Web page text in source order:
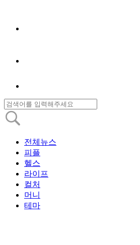
전체뉴스
피플
헬스
라이프
컬처
머니
테마